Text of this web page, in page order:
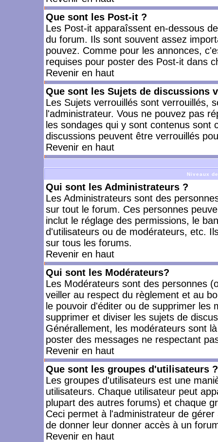
Que sont les Post-it ?
Les Post-it apparaîssent en-dessous
du forum. Ils sont souvent assez
pouvez. Comme pour les annonces,
requises pour poster des Post-it dans
Revenir en haut
Que sont les Sujets de discussions
Les Sujets verrouillés sont verrouillés,
l'administrateur. Vous ne pouvez pas
les sondages qui y sont contenus
discussions peuvent être verrouillés
Revenir en haut
Niveaux
Qui sont les Administrateurs ?
Les Administrateurs sont des
sur tout le forum. Ces personnes
inclut le réglage des permissions, le
d'utilisateurs ou de modérateurs, etc.
sur tous les forums.
Revenir en haut
Qui sont les Modérateurs?
Les Modérateurs sont des personnes
veiller au respect du règlement et au
le pouvoir d'éditer ou de supprimer les
supprimer et diviser les sujets de
Générallement, les modérateurs sont
poster des messages ne respectant
Revenir en haut
Que sont les groupes d'utilisateurs ?
Les groupes d'utilisateurs est une
utilisateurs. Chaque utilisateur peut
plupart des autres forums) et chaque
Ceci permet à l'administrateur de
de donner leur donner accès à un
Revenir en haut